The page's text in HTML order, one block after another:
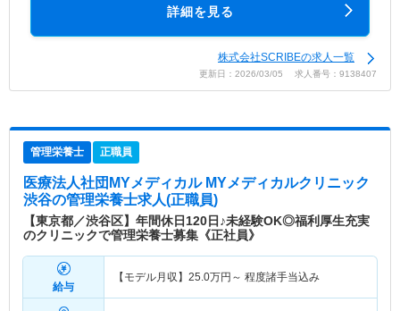
詳細を見る
株式会社SCRIBEの求人一覧
更新日：2026/03/05 求人番号：9138407
管理栄養士 正職員
医療法人社団MYメディカル MYメディカルクリニック
渋谷の管理栄養士求人(正職員)
【東京都／渋谷区】年間休日120日♪未経験OK◎福利厚生充実
のクリニックで管理栄養士募集《正社員》
給与
【モデル月収】 25.0万円～ 程度諸手当込み